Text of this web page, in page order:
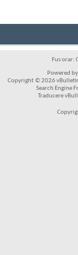
Fus orar:
Powered
Copyright © 2026
Search Engine
Traducere